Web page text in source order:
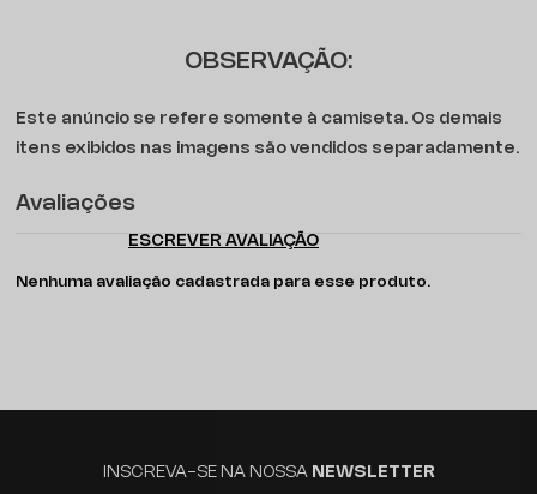
OBSERVAÇÃO:
Este anúncio se refere somente à camiseta. Os demais
itens exibidos nas imagens são vendidos separadamente.
Avaliações
ESCREVER AVALIAÇÃO
Nenhuma avaliação cadastrada para esse produto.
INSCREVA-SE NA NOSSA NEWSLETTER